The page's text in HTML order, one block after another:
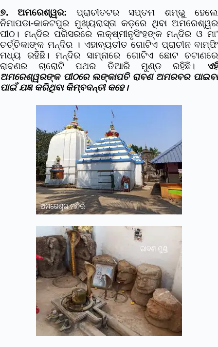
୭. ଅମରେଶ୍ୱର: ପ୍ରାଚୀତଟର ସପ୍ତମ ଶମ୍ଭୁ ହେଲେ
ନିମାପଡା-କାକଟପୁର ମୁଖ୍ୟରାସ୍ତା କଡ଼ରେ ଥିବା ଅମରେଶ୍ୱର
ପୀଠ। ମନ୍ଦିର ପରିସରରେ ଲକ୍ଷ୍ମୀନୃସିଂହଙ୍କ ମନ୍ଦିର ଓ ମା’
ଚର୍ଚ୍ଚିକାଙ୍କ ମନ୍ଦିର । ଏହାବ୍ୟତୀତ ଗୋଟିଏ ପ୍ରାଚୀନ ବାମ୍ଫି
ମଧ୍ୟ ରହିଛି। ମନ୍ଦିର ସାମ୍ନାରେ ଗୋଟିଏ ଛୋଟ ଚଟାଣରେ
ରାବଣର ଚାରୋଟି ପଥର ତିଆରି ମୁଣ୍ଡ ରହିଛି।
ଏହି
ଅମରେଶ୍ୱରଙ୍କ ପୀଠରେ ଲଙ୍କାପତି ରାବଣ ଅମରବର ପାଇବା
ପାଇଁ ଯଜ୍ଞ କରିଥିବା କିମ୍ବଦନ୍ତୀ କହେ।